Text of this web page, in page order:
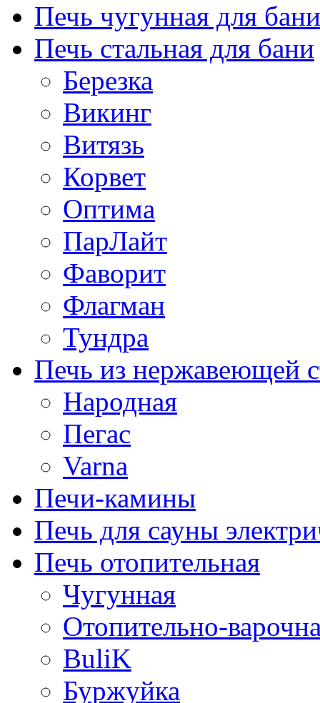
Печь чугунная для бани
Печь стальная для бани
Березка
Викинг
Витязь
Корвет
Оптима
ПарЛайт
Фаворит
Флагман
Тундра
Печь из нержавеющей
Народная
Пегас
Varna
Печи-камины
Печь для сауны
Печь отопительная
Чугунная
Отопительно-
BuliK
Буржуйка